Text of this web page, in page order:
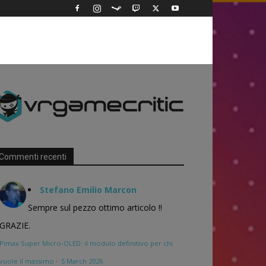
recenti
Stefano Emilio Marcon
Sempre sul pezzo ottimo articolo !!
GRAZIE.
Pimax Super Micro-OLED: il modulo definitivo per chi
vuole il massimo · 5 March 2026